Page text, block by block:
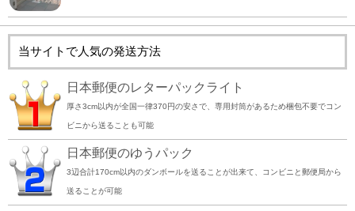
当サイトで人気の発送方法
日本郵便のレターパックライト
厚さ3cm以内が全国一律370円の安さで、専用封筒があるため梱包不要でコン
ビニから送ることも可能
日本郵便のゆうパック
3辺合計170cm以内のダンボールを送ることが出来て、コンビニと郵便局から
送ることが可能